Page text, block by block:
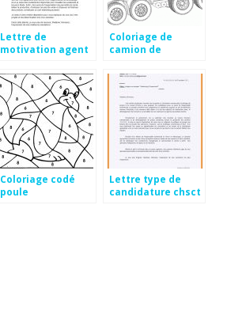
Lettre de
motivation agent
Coloriage de
camion de
Coloriage codé
poule
Lettre type de
candidature chsct